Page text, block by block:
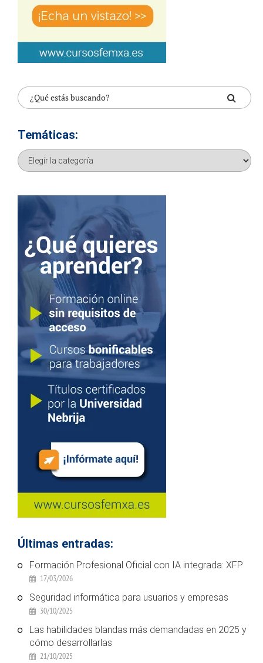
Temáticas:
Temáticas:
Últimas entradas:
Formación Profesional Oficial con IA integrada: XFP
17/03/2026
Seguridad informática para usuarios y empresas
30/10/2025
Las habilidades blandas más demandadas en 2025 y
cómo desarrollarlas
21/10/2025